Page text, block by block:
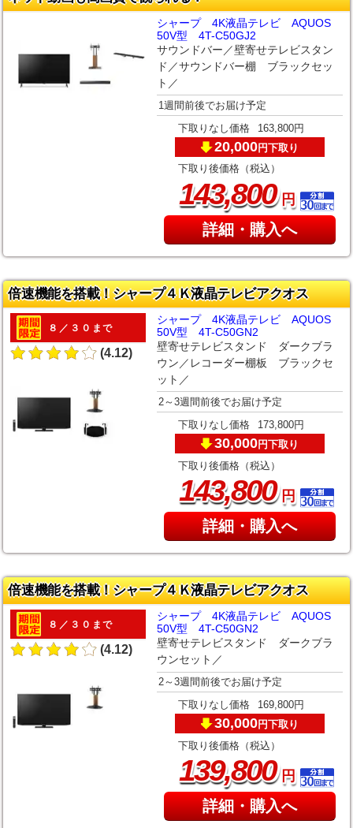
シャープ 4K液晶テレビ AQUOS
50V型 4T-C50GJ2
サウンドバー／壁寄せテレビスタン
ド／サウンドバー棚 ブラックセッ
ト／
1週間前後でお届け予定
下取りなし価格 163,800円
20,000円下取り
下取り後価格（税込）
143,800円
詳細・購入へ
倍速機能を搭載！シャープ４Ｋ液晶テレビアクオス
８／３０まで
(4.12)
シャープ 4K液晶テレビ AQUOS
50V型 4T-C50GN2
壁寄せテレビスタンド ダークブラ
ウン／レコーダー棚板 ブラックセ
ット／
2～3週間前後でお届け予定
下取りなし価格 173,800円
30,000円下取り
下取り後価格（税込）
143,800円
詳細・購入へ
倍速機能を搭載！シャープ４Ｋ液晶テレビアクオス
８／３０まで
(4.12)
シャープ 4K液晶テレビ AQUOS
50V型 4T-C50GN2
壁寄せテレビスタンド ダークブラ
ウンセット／
2～3週間前後でお届け予定
下取りなし価格 169,800円
30,000円下取り
下取り後価格（税込）
139,800円
詳細・購入へ